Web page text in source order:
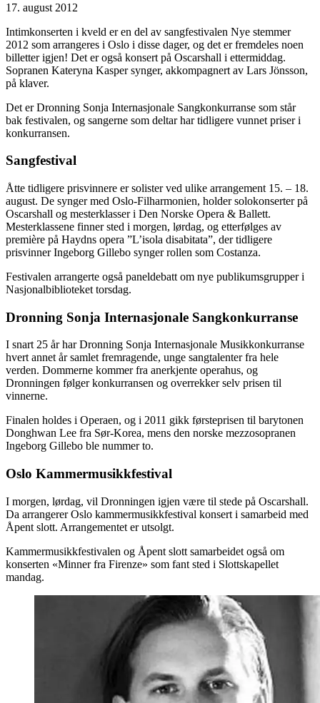
17. august 2012
Intimkonserten i kveld er en del av sangfestivalen Nye stemmer
2012 som arrangeres i Oslo i disse dager, og det er fremdeles noen
billetter igjen! Det er også konsert på Oscarshall i ettermiddag.
Sopranen Kateryna Kasper synger, akkompagnert av Lars Jönsson,
på klaver.
Det er Dronning Sonja Internasjonale Sangkonkurranse som står
bak festivalen, og sangerne som deltar har tidligere vunnet priser i
konkurransen.
Sangfestival
Åtte tidligere prisvinnere er solister ved ulike arrangement 15. – 18.
august. De synger med Oslo-Filharmonien, holder solokonserter på
Oscarshall og mesterklasser i Den Norske Opera & Ballett.
Mesterklassene finner sted i morgen, lørdag, og etterfølges av
première på Haydns opera ”L’isola disabitata”, der tidligere
prisvinner Ingeborg Gillebo synger rollen som Costanza.
Festivalen arrangerte også paneldebatt om nye publikumsgrupper i
Nasjonalbiblioteket torsdag.
Dronning Sonja Internasjonale Sangkonkurranse
I snart 25 år har Dronning Sonja Internasjonale Musikkonkurranse
hvert annet år samlet fremragende, unge sangtalenter fra hele
verden. Dommerne kommer fra anerkjente operahus, og
Dronningen følger konkurransen og overrekker selv prisen til
vinnerne.
Finalen holdes i Operaen, og i 2011 gikk førsteprisen til barytonen
Donghwan Lee fra Sør-Korea, mens den norske mezzosopranen
Ingeborg Gillebo ble nummer to.
Oslo Kammermusikkfestival
I morgen, lørdag, vil Dronningen igjen være til stede på Oscarshall.
Da arrangerer Oslo kammermusikkfestival konsert i samarbeid med
Åpent slott. Arrangementet er utsolgt.
Kammermusikkfestivalen og Åpent slott samarbeidet også om
konserten «Minner fra Firenze» som fant sted i Slottskapellet
mandag.